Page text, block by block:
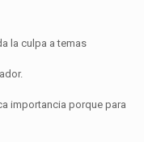
la culpa a temas
importancia porque para